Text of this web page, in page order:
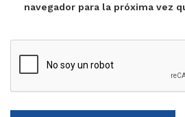
navegador para la próxima vez